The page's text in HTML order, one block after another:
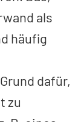
als
häufig
dafür,
zu